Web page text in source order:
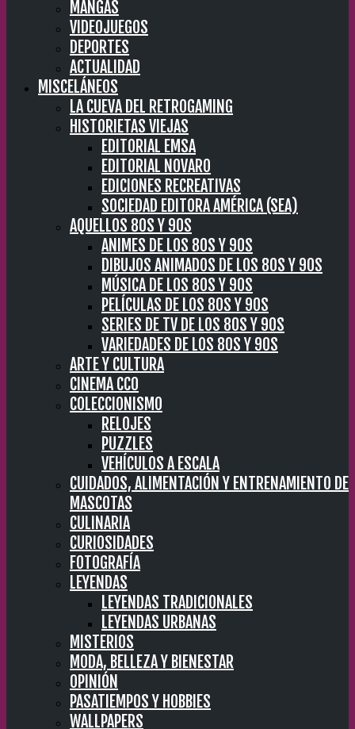
MANGAS
VIDEOJUEGOS
DEPORTES
ACTUALIDAD
MISCELÁNEOS
LA CUEVA DEL RETROGAMING
HISTORIETAS VIEJAS
EDITORIAL EMSA
EDITORIAL NOVARO
EDICIONES RECREATIVAS
SOCIEDAD EDITORA AMÉRICA (SEA)
AQUELLOS 80S Y 90S
ANIMES DE LOS 80S Y 90S
DIBUJOS ANIMADOS DE LOS 80S Y 90S
MÚSICA DE LOS 80S Y 90S
PELÍCULAS DE LOS 80S Y 90S
SERIES DE TV DE LOS 80S Y 90S
VARIEDADES DE LOS 80S Y 90S
ARTE Y CULTURA
CINEMA CC0
COLECCIONISMO
RELOJES
PUZZLES
VEHÍCULOS A ESCALA
CUIDADOS, ALIMENTACIÓN Y ENTRENAMIENTO DE
MASCOTAS
CULINARIA
CURIOSIDADES
FOTOGRAFÍA
LEYENDAS
LEYENDAS TRADICIONALES
LEYENDAS URBANAS
MISTERIOS
MODA, BELLEZA Y BIENESTAR
OPINIÓN
PASATIEMPOS Y HOBBIES
WALLPAPERS